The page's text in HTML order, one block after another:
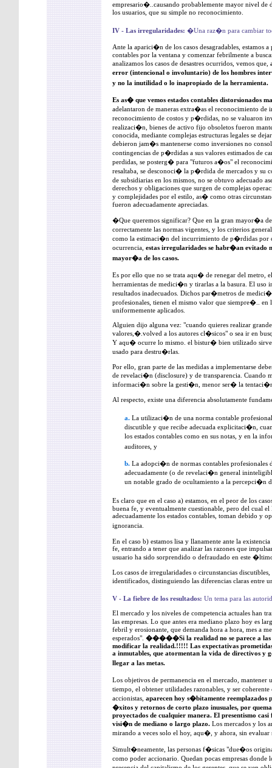
empresario�..causando probablemente mayor nivel
los usuarios, que su simple no reconocimiento.
IV - Las irregularidades: �Una raz�n para cambiar
Ante la aparici�n de los casos desagradables, estamos
contables por la ventana y comenzar febrilmente a
analizamos los casos de desastres ocurridos, vemos que,
error (intencional o involuntario) de los hombres
y no la inutilidad o lo inapropiado de la herramienta.
Es as� que vemos estados contables distorsionados
adelantaron de maneras extra�as el reconocimiento de
reconocimiento de costos y p�rdidas, no se valuaron
realizaci�n, bienes de activo fijo obsoletos fueron
conocida, mediante complejas estructuras legales se
debieron jam�s mantenerse como inversiones no
contingencias de p�rdidas a sus valores estimados de
perdidas, se posterg� para "futuros a�os" el
resaltaba, se desconoci� la p�rdida de mercados y su
de subsidiarias en los mismos, no se obtuvo adecuado
derechos y obligaciones que surgen de complejas
y complejidades por el estilo, as� como otras
fueron adecuadamente apreciadas.
�Que queremos significar? Que en la gran mayor�a de
correctamente las normas vigentes, y los criterios
como la estimaci�n del incurrimiento de p�rdidas por
ocurrencia, estas irregularidades se habr�an evitado
mayor�a de los casos.
Es por ello que no se trata aqu� de renegar del metro,
herramientas de medici�n y tirarlas a la basura. El uso
resultados inadecuados. Dichos par�metros de
profesionales, tienen el mismo valor que siempre�.. en
uniformemente aplicados.
Alguien dijo alguna vez: "cuando quieres realizar
valores,�.volved a los autores cl�sicos" o sea ir en
Y aqu� ocurre lo mismo. el bistur� bien utilizado sirve
usado para destru�rlas.
Por ello, gran parte de las medidas a implementarse
de revelaci�n (disclosure) y de transparencia. Cuando
informaci�n sobre la gesti�n, menor ser� la
Al respecto, existe una diferencia absolutamente
a. La utilizaci�n de una norma contable
discutible y que recibe adecuada explicitaci�n,
los estados contables como en sus notas, y en la
auditores, y
b. La adopci�n de normas contables profesionales
adecuadamente (o de revelaci�n general
un notable grado de ocultamiento a la percepci�n
Es claro que en el caso a) estamos, en el peor de los
buena fe, y eventualmente cuestionable, pero del cual
adecuadamente los estados contables, toman debido y
ignorancia.
En el caso b) estamos lisa y llanamente ante la
fe, entrando a tener que analizar las razones que
usuario ha sido sorprendido o defraudado en este
Los casos de irregularidades o circunstancias
identificados, distinguiendo las diferencias claras entre
V - La fiebre de los resultados: Un tema para las
El mercado y los niveles de competencia actuales han
las empresas. Lo que antes era mediano plazo hoy es
febril y erosionante, que demanda hora a hora, mes a
esperados". �����Si la realidad no se parece a las
modificar la realidad.!!!!! Las expectativas
a inmutables, que atormentan la vida de directivos y
llegar a las metas.
Los objetivos de permanencia en el mercado,
tiempo, el obtener utilidades razonables, y ser
accionistas, aparecen hoy s�bitamente reemplazados
�xitos y retornos de corto plazo inusuales, por
proyectados de cualquier manera. El presentismo casi
visi�n de mediano o largo plazo. Los mercados y los
mirando a veces solo el hoy, aqu�, y ahora, sin
Simult�neamente, las personas f�sicas "due�os
como poder accionario. Quedan pocas empresas donde